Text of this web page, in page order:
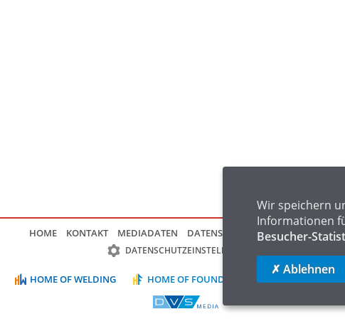
HOME KONTAKT MEDIADATEN DATENSCHUTZ IMPRESSUM FAQ
DATENSCHUTZEINSTELLUNGEN
HOME OF WELDING HOME OF FOUNDRY
Wir speichern
Informationen
Besucher-
✗ Ablehnen